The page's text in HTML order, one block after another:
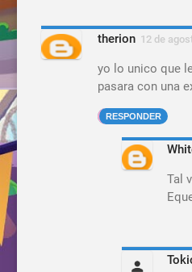
therion 12 de
yo lo unico que
pasara con una
RESPONDER
Tal